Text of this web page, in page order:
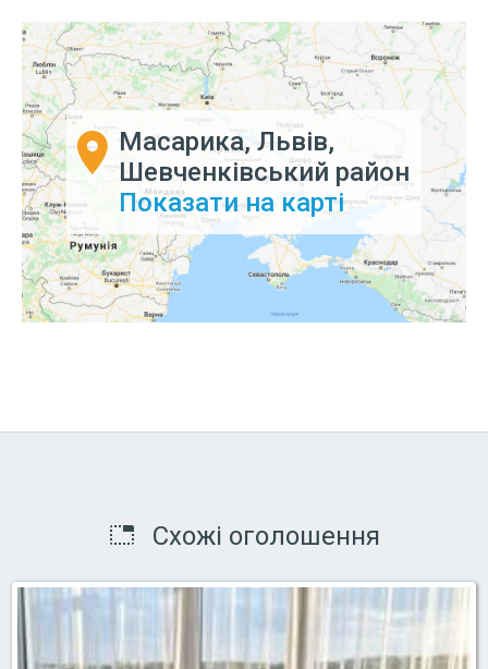
Масарика, Львів,
Шевченківський район
Показати на карті
Схожі оголошення